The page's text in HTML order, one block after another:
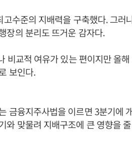
수준의 지배력을 구축했다. 그러
장의 분리도 뜨거운 감자다.
비교적 여유가 있는 편이지만 올
보인다.
금융지주사법을 이르면 3분기에
와 맞물려 지배구조에 큰 영향을